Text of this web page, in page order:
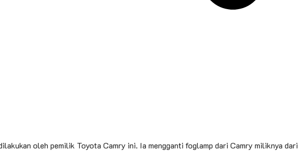
oleh pemilik Toyota Camry ini. Ia mengganti foglamp dari Camry miliknya dari